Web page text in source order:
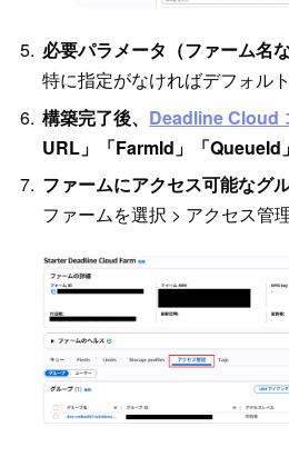
必要パラメータ（ファーム名
特に指定がなければデフォル
構築完了後、 Deadline Cloud
URL」「FarmId」「QueueId
ファームにアクセス可能なグ
ファームを選択 > アクセス管